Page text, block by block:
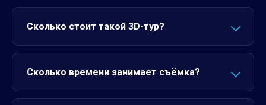
Сколько стоит такой 3D-тур?
Сколько времени занимает съёмка?